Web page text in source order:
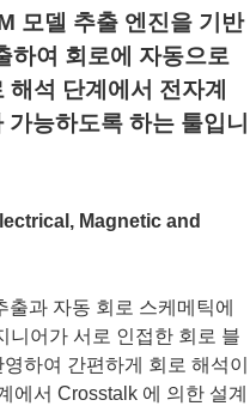
모델 추출 엔진을 기반
여 회로에 자동으로
석 단계에서 전자계
능하도록 하는 툴입니
Magnetic and
과 자동 회로 스케메틱에
니어가 서로 인접한 회로 블
하여 간편하게 회로 해석이
에서 Crosstalk 에 의한 설계